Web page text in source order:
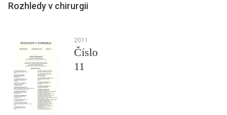
Rozhledy v chirurgii
2011
Číslo
11